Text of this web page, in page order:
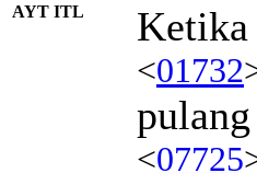
AYT ITL Ketika
<01732
pulang
<07725